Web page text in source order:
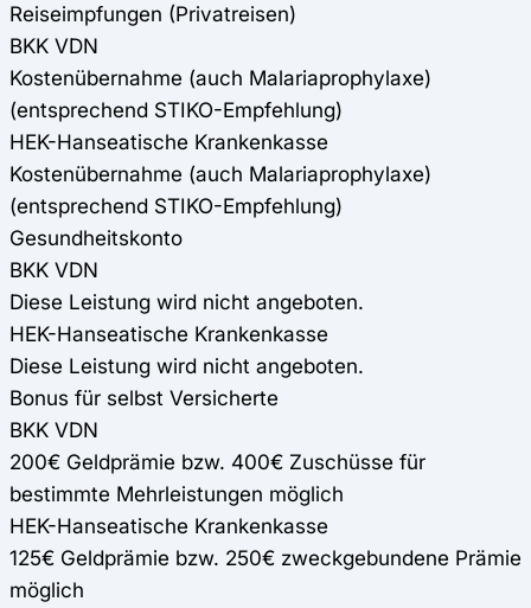
Reiseimpfungen (Privatreisen)
BKK VDN
Kostenübernahme (auch Malariaprophylaxe)
(entsprechend STIKO-Empfehlung)
HEK-Hanseatische Krankenkasse
Kostenübernahme (auch Malariaprophylaxe)
(entsprechend STIKO-Empfehlung)
Gesundheitskonto
BKK VDN
Diese Leistung wird nicht angeboten.
HEK-Hanseatische Krankenkasse
Diese Leistung wird nicht angeboten.
Bonus für selbst Versicherte
BKK VDN
200€ Geldprämie bzw. 400€ Zuschüsse für
bestimmte Mehrleistungen möglich
HEK-Hanseatische Krankenkasse
125€ Geldprämie bzw. 250€ zweckgebundene Prämie
möglich